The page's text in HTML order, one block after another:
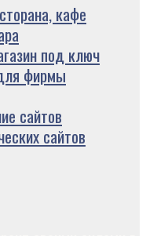
кафе
под ключ
фирмы
сайтов
сайтов